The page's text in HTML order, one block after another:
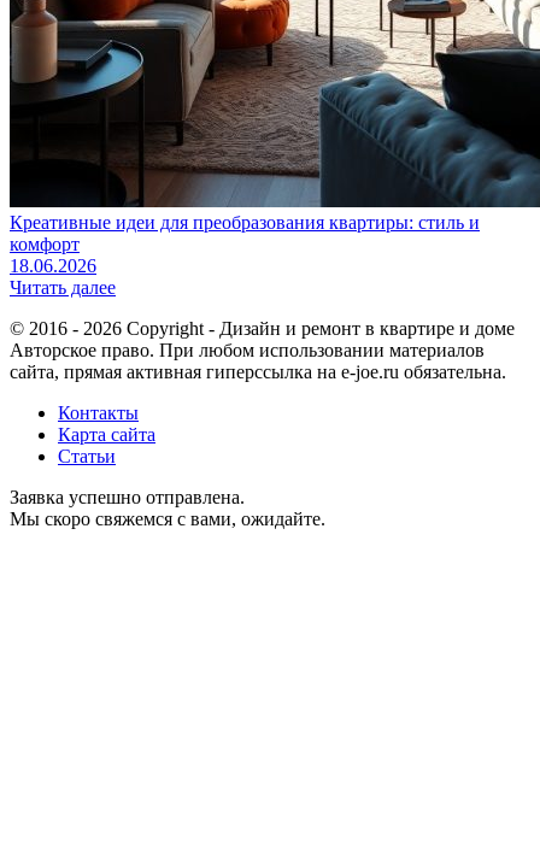
Креативные идеи для преобразования квартиры: стиль и
комфорт
18.06.2026
Читать далее
© 2016 - 2026 Copyright - Дизайн и ремонт в квартире и доме
Авторское право. При любом использовании материалов
сайта, прямая активная гиперссылка на e-joe.ru обязательна.
Контакты
Карта сайта
Статьи
Заявка успешно отправлена.
Мы скоро свяжемся с вами, ожидайте.